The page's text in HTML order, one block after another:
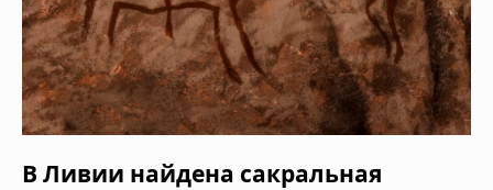
В Ливии найдена сакральная